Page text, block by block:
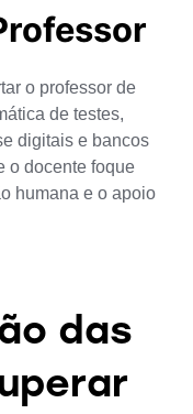
o professor de
de testes,
digitais e bancos
o docente foque
humana e o apoio
das